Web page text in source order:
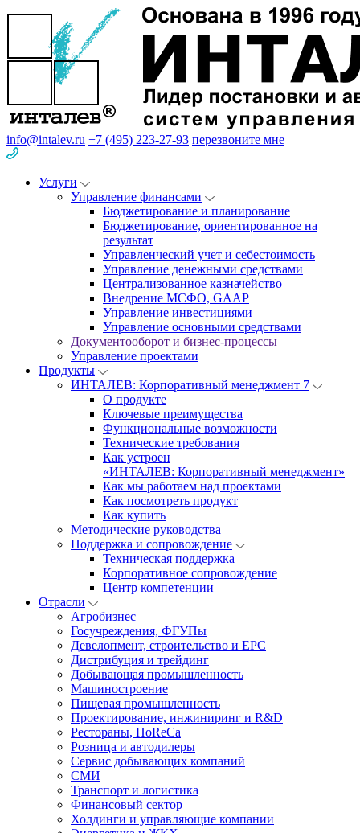
info@intalev.ru +7 (495) 223-27-93 перезвоните мне
Услуги
Управление финансами
Бюджетирование и планирование
Бюджетирование, ориентированное на
результат
Управленческий учет и себестоимость
Управление денежными средствами
Централизованное казначейство
Внедрение МСФО, GAAP
Управление инвестициями
Управление основными средствами
Документооборот и бизнес-процессы
Управление проектами
Продукты
ИНТАЛЕВ: Корпоративный менеджмент 7
О продукте
Ключевые преимущества
Функциональные возможности
Технические требования
Как устроен
«ИНТАЛЕВ: Корпоративный менеджмент»
Как мы работаем над проектами
Как посмотреть продукт
Как купить
Методические руководства
Поддержка и сопровождение
Техническая поддержка
Корпоративное сопровождение
Центр компетенции
Отрасли
Агробизнес
Госучреждения, ФГУПы
Девелопмент, строительство и EPC
Дистрибуция и трейдинг
Добывающая промышленность
Машиностроение
Пищевая промышленность
Проектирование, инжиниринг и R&D
Рестораны, HoReCa
Розница и автодилеры
Сервис добывающих компаний
СМИ
Транспорт и логистика
Финансовый сектор
Холдинги и управляющие компании